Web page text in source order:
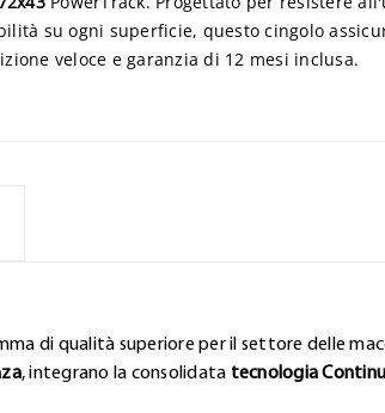
su ogni superficie, questo cingolo
veloce e garanzia di 12 mesi inclusa.
di qualità superiore per il settore delle
, integrano la consolidata tecnologia